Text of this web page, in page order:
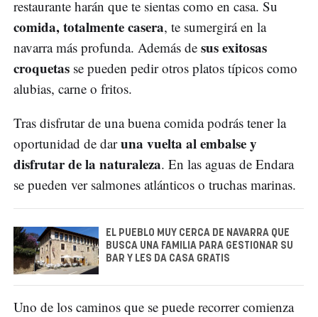
restaurante harán que te sientas como en casa. Su
comida, totalmente casera, te sumergirá en la
navarra más profunda. Además de sus exitosas
croquetas se pueden pedir otros platos típicos como
alubias, carne o fritos.
Tras disfrutar de una buena comida podrás tener la
oportunidad de daruna vuelta al embalse y
disfrutar de la naturaleza. En las aguas de Endara
se pueden ver salmones atlánticos o truchas marinas.
EL PUEBLO MUY CERCA DE NAVARRA QUE
BUSCA UNA FAMILIA PARA GESTIONAR SU
BAR Y LES DA CASA GRATIS
Uno de los caminos que se puede recorrer comienza